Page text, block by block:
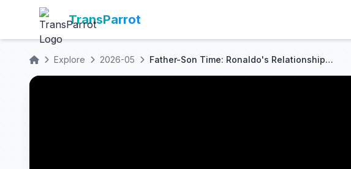
TransParrot
Explore 2026-05 Father-Son Time: Ronaldo's Relationship With Cristiano Jr. | RONALDO (2015)